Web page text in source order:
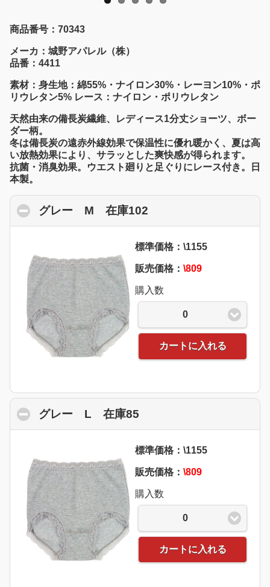
商品番号：70343
メーカ：城野アパレル（株）
品番：4411
素材：身生地：綿55%・ナイロン30%・レーヨン10%・ポ
リウレタン5% レース：ナイロン・ポリウレタン
天然由来の備長炭繊維、レディース1分丈ショーツ、ボー
ダー柄。
冬は備長炭の遠赤外線効果で保温性に優れ暖かく、夏は高
い放熱効果により、サラッとした爽快感が得られます。
抗菌・消臭効果。ウエスト廻りと足ぐりにレース付き。日
本製。
グレー M 在庫102
標準価格：\1155
販売価格： \809
購入数
0
カートに入れる
グレー L 在庫85
標準価格：\1155
販売価格： \809
購入数
0
カートに入れる